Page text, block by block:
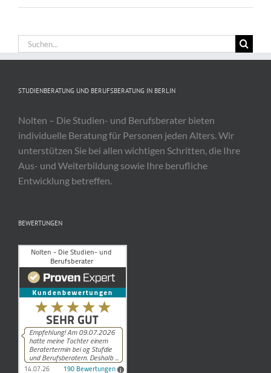
Suche
nach:
STUDIENBERATUNG UND BERUFSBERATUNG IN BERLIN
Nolten – Die Studien- und Berufsberater bieten
individuelle Beratung für Personen jeden Alters. Wir
unterstützen Sie bei allen wichtigen Schritten, die Ihre
Aus- und Weiterbildung sowie Ihre berufliche
Entwicklung betreffen.
BEWERTUNGEN